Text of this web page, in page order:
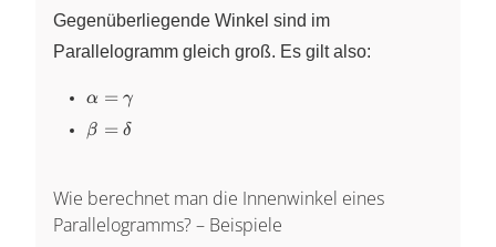
=
360^\circ
Gegenüberliegende Winkel sind im
Parallelogramm gleich groß. Es gilt also:
\alpha
=
\gamma
α = γ
\beta
β = δ
Wie berechnet man die Innenwinkel eines
Parallelogramms? – Beispiele